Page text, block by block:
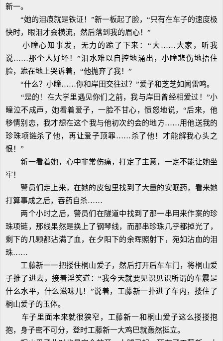
新一。
“她的泪痕就是铁证！”新一板起了脸，“只有在车子的速度极
快时，眼泪才会横流，然后落到我的眉心！”
小瞳心知事发，无力的跪了下来：“大……大家，听我
说……那个人好坏！”泪水难以自控地涌出，小瞳悲伤地捂住
脸，跪在地上哭诉着，“他抛弃了我！”
“什么？小瞳……你和岸田交往过？”爱子和芝芝如闻雷鸣。
“是的！在大学里遇见你们之前，我与岸田曾经相爱过！”小
瞳泣不成声，她看着爱子，一脸不甘心，愤怒地说，“后来，他
移情别恋，我才想在这个我与他初次约会的地方……用他送我的
珍珠项链杀了他，再让爱子顶罪……杀了他！才能解我心头之
恨！”
新一看着她，心中非常伤痛，打定了主意，一定不能让她坐
牢！
警员们走上来，在她的皮包里找到了大量的安眠药，看来她
打算事成之后，吞药自杀……
两个小时之后，警员们在隧道中找到了那一串用来作案的珍
珠项链，那线果然是换上了钢琴线，而那串珍珠几乎都掉光了，
剩下的几颗都沾满了血，在夕阳下的余晖照射下，宛如沾血的泪
珠……
工藤新一一把搂住桐山爱子，然后打开后车车门，将桐山爱
子推了进去，接着淫笑道：“我今天就要见识见识所谓的车震是
什么水平，什么滋味儿！”说着，工藤新一扑进了车内，搂住了
桐山爱子的玉体。
车子里面本来就很狭窄，工藤新一和桐山爱子这么搂搂抱
抱，身子密不可分，登时工藤新一大鸡巴就轰然挺立。